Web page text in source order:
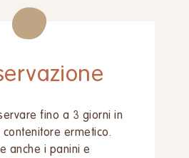
fino a 3 giorni in
ermetico.
anche i panini e